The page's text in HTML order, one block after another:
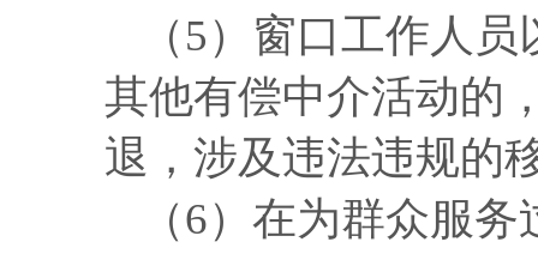
（5）窗口工作人
其他有偿中介活动的
退，涉及违法违规的
（6）在为群众服务